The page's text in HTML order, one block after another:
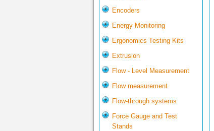
Encoders
Energy Monitoring
Ergonomics Testing Kits
Extrusion
Flow - Level Measurement
Flow measurement
Flow-through systems
Force Gauge and Test
Stands